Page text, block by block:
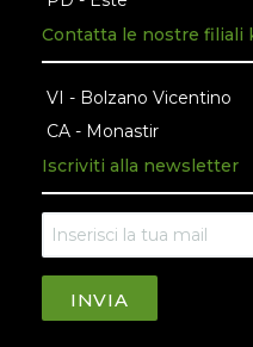
Contatta le nostre filiali
VI - Bolzano Vicentino
CA - Monastir
Iscriviti alla newsletter
INVIA